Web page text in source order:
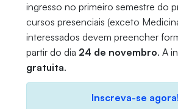
ingresso no primeiro semestre do
cursos presenciais (exceto
interessados devem preencher
partir do dia 24 de novembro. A
gratuita.
Inscreva-se agora!